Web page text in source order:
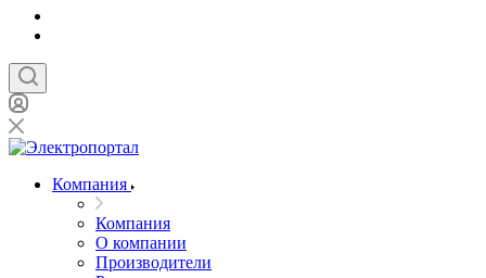
Компания
Компания
О компании
Производители